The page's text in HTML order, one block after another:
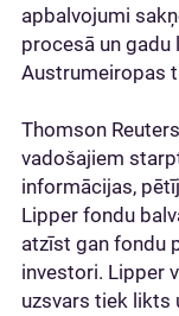
apbalvojumi
procesā un gadu
Austrumeiropas
Thomson
vadošajiem
informācijas,
Lipper fondu
atzīst gan fondu
investori. Lipper
uzsvars tiek likts